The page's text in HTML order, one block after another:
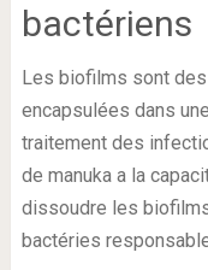
bactériens
Les biofilms sont
encapsulées dans
traitement des
de manuka a la
dissoudre les
bactéries